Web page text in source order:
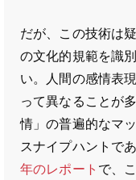
だが、この技術は
の文化的規範を識
い。人間の感情表
って異なることが
情」の普遍的なマ
スナイプハントで
年のレポート で、